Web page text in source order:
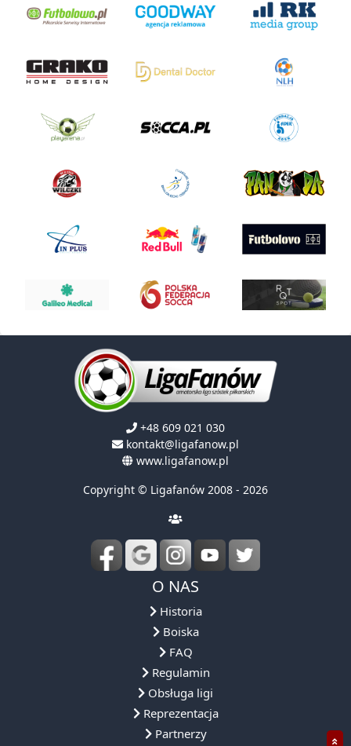
+48 609 021 030
kontakt@ligafanow.pl
www.ligafanow.pl
Copyright © Ligafanów 2008 - 2026
O NAS
Historia
Boiska
FAQ
Regulamin
Obsługa ligi
Reprezentacja
Partnerzy